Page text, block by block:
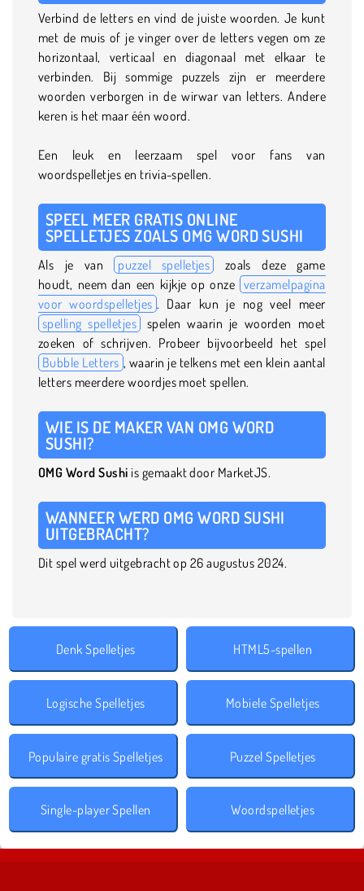
Verbind de letters en vind de juiste woorden. Je kunt
met de muis of je vinger over de letters vegen om ze
horizontaal, verticaal en diagonaal met elkaar te
verbinden. Bij sommige puzzels zijn er meerdere
woorden verborgen in de wirwar van letters. Andere
keren is het maar één woord.
Een leuk en leerzaam spel voor fans van
woordspelletjes en trivia-spellen.
SPEEL MEER GRATIS ONLINE
SPELLETJES ZOALS OMG WORD SUSHI
Als je van puzzel spelletjes
zoals deze game
houdt, neem dan een kijkje op onze verzamelpagina
voor woordspelletjes . Daar kun je nog veel meer
spelling spelletjes
spelen waarin je woorden moet
zoeken of schrijven. Probeer bijvoorbeeld het spel
Bubble Letters , waarin je telkens met een klein aantal
letters meerdere woordjes moet spellen.
WIE IS DE MAKER VAN OMG WORD
SUSHI?
OMG Word Sushi is gemaakt door MarketJS.
WANNEER WERD OMG WORD SUSHI
UITGEBRACHT?
Dit spel werd uitgebracht op 26 augustus 2024.
Denk Spelletjes HTML5-spellen
Logische Spelletjes Mobiele Spelletjes
Populaire gratis Spelletjes Puzzel Spelletjes
Single-player Spellen Woordspelletjes